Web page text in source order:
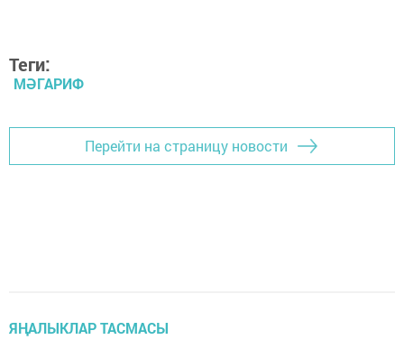
Теги:
МӘГАРИФ
Перейти на страницу новости
ЯҢАЛЫКЛАР ТАСМАСЫ